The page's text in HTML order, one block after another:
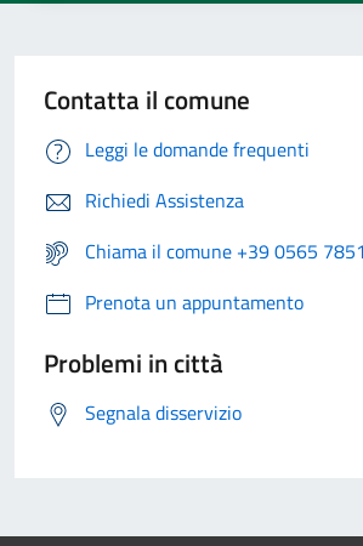
Contatta il comune
Leggi le domande frequenti
Richiedi Assistenza
Chiama il comune +39 0565
Prenota un appuntamento
Problemi in città
Segnala disservizio